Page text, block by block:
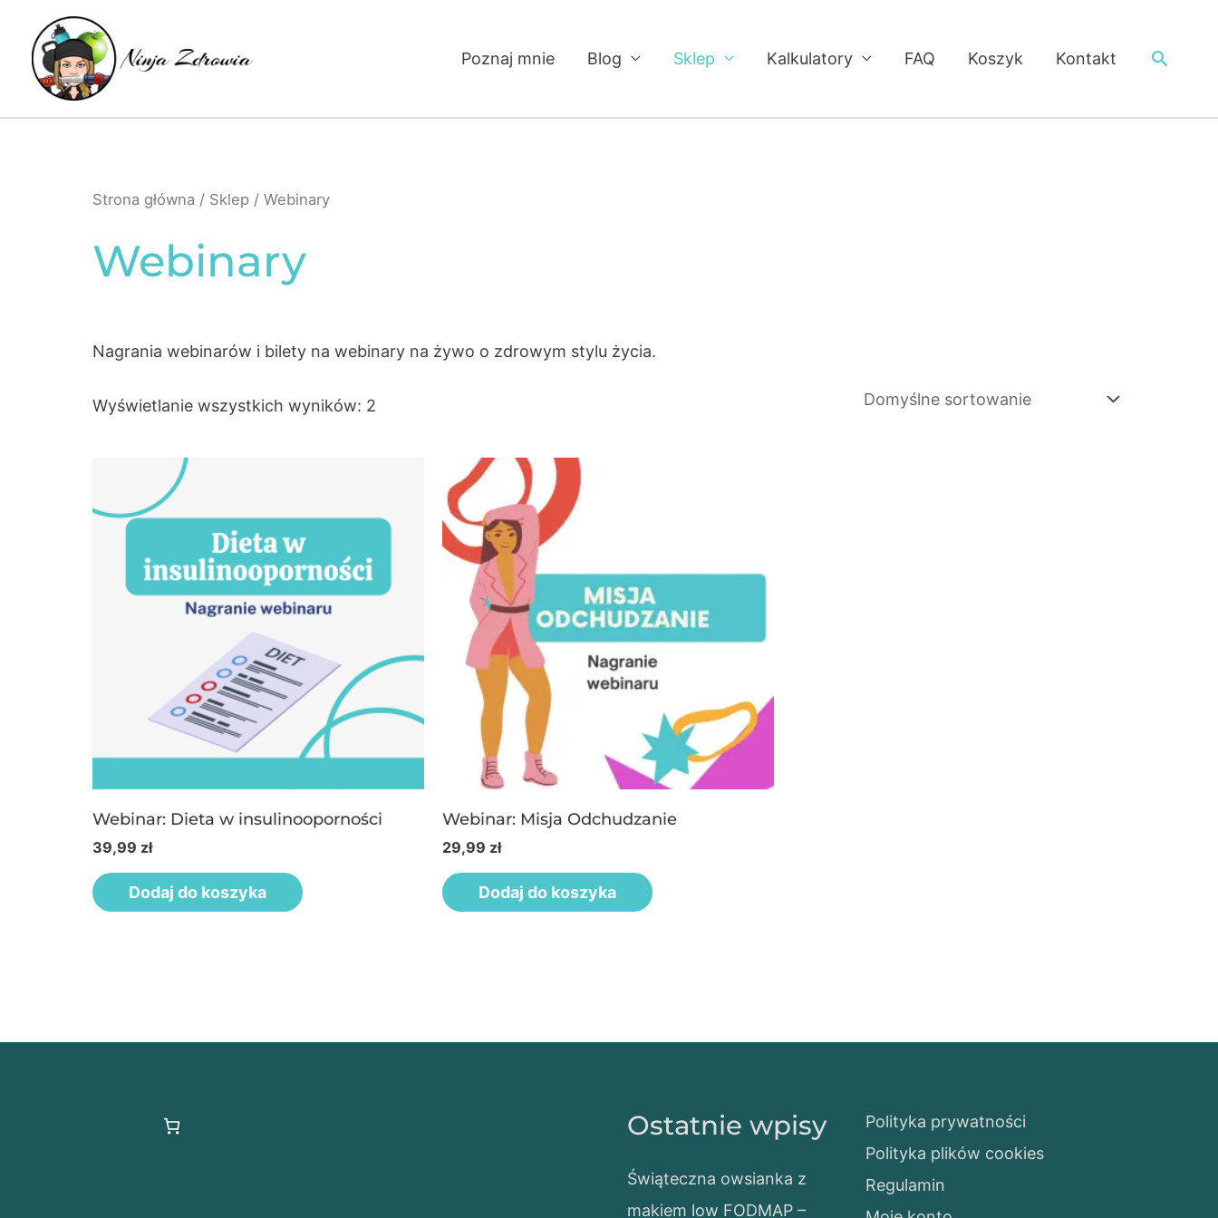
content
Poznaj mnie Blog Sklep Kalkulatory FAQ Koszyk Kontakt Search
Strona główna / Sklep / Webinary
Webinary
Nagrania webinarów i bilety na webinary na żywo o zdrowym stylu życia.
Wyświetlanie wszystkich wyników: 2
Webinar: Dieta w insulinooporności
39,99 zł
Dodaj do koszyka
Webinar: Misja Odchudzanie
29,99 zł
Dodaj do koszyka
Ostatnie wpisy
Świąteczna owsianka z
makiem low FODMAP –
Polityka prywatności
Polityka plików cookies
Regulamin